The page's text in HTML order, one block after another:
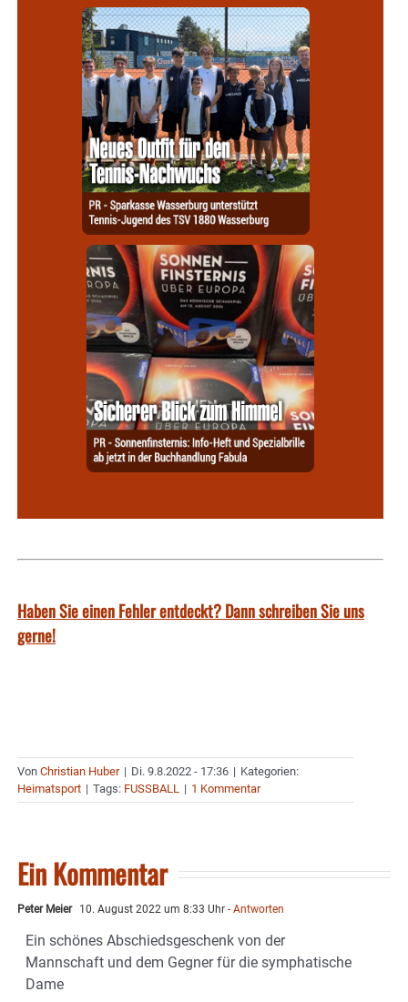
Haben Sie einen Fehler entdeckt? Dann schreiben Sie uns
gerne!
Von Christian Huber | Di. 9.8.2022 - 17:36 | Kategorien:
Heimatsport | Tags: FUSSBALL | 1 Kommentar
Ein Kommentar
Peter Meier 10. August 2022 um 8:33 Uhr - Antworten
Ein schönes Abschiedsgeschenk von der
Mannschaft und dem Gegner für die symphatische
Dame